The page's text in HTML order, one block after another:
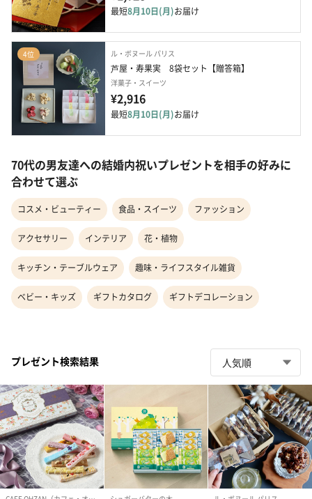
最短8月10日(月)お届け
4位 ル・ボヌール パリス
芦屋・寿果実　8袋セット【贈答箱】
洋菓子・スイーツ
¥2,916
最短8月10日(月)お届け
70代の男友達への結婚内祝いプレゼントを相手の好みに
合わせて選ぶ
コスメ・ビューティー 食品・スイーツ ファッション
アクセサリー インテリア 花・植物
キッチン・テーブルウェア 趣味・ライフスタイル雑貨
ベビー・キッズ ギフトカタログ ギフトデコレーション
プレゼント検索結果